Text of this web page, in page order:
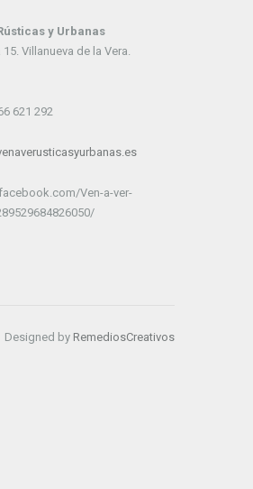
y Urbanas
15. Villanueva de la Vera.
621 292
Ven-a-ver-
Designed by RemediosCreativos